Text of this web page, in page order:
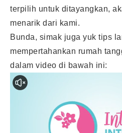
terpilih untuk ditayangkan,
menarik dari kami.
Bunda, simak juga yuk tips
mempertahankan rumah
dalam video di bawah ini: